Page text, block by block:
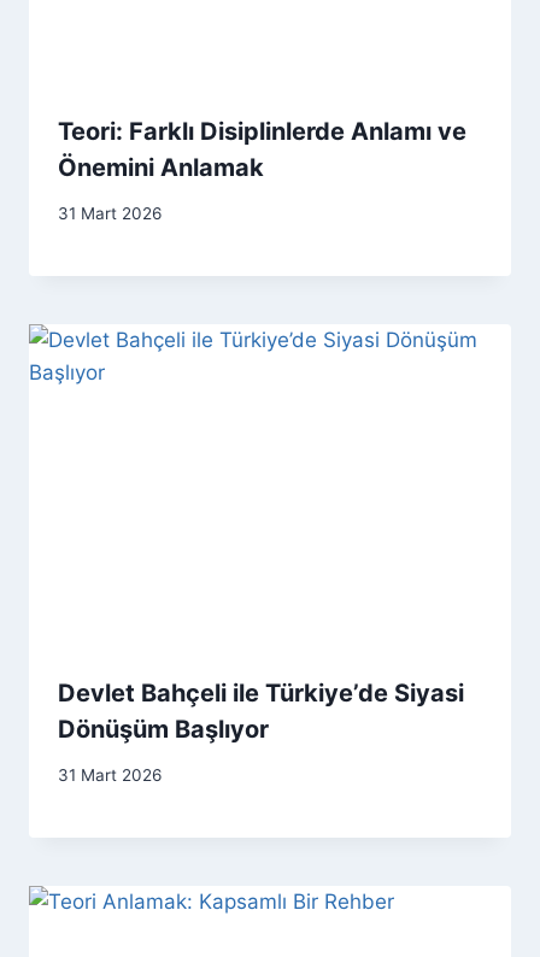
Teori: Farklı Disiplinlerde Anlamı ve
Önemini Anlamak
31 Mart 2026
Devlet Bahçeli ile Türkiye’de Siyasi
Dönüşüm Başlıyor
31 Mart 2026